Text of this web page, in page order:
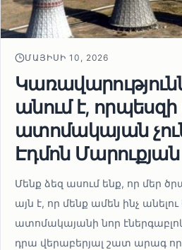
ՄԱՅԻՍԻ 10, 2026
անում է, որպեսզի
ատոմակայան
Էդմոն Մարուքյան
Մենք ձեզ ասում ենք, որ մեր
այն է, որ մենք ամեն ինչ անելու
ատոմակայանի նոր
դրա վերաբերյալ շատ արագ